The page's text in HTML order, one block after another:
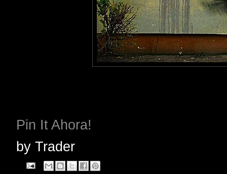
Pin It Ahora!
by Trader